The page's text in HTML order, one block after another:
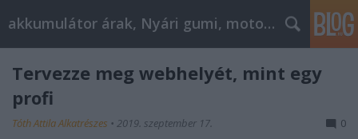
akkumulátor árak, Nyári gumi, motorolaj
Tervezze meg webhelyét, mint egy
profi
Tóth Attila Alkatrészes • 2019. szeptember 17. 0